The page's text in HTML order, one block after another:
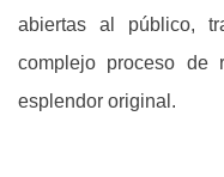
abiertas al público,
complejo proceso de
esplendor original.